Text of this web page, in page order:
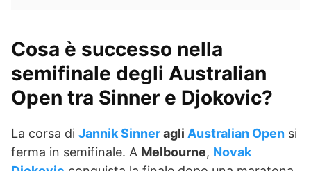
Cosa è successo nella
semifinale degli Australian
Open tra Sinner e Djokovic?
La corsa di Jannik Sinneragli Australian Open si
ferma in semifinale. A Melbourne, Novak